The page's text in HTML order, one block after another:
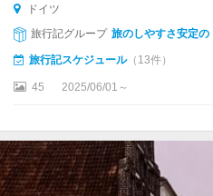
リ
ン
ミ
ン
ヘ
ン
ドイツ
旅行記グループ 旅のしやすさ安定
旅行記スケジュール（13件）
45 2025/06/01～